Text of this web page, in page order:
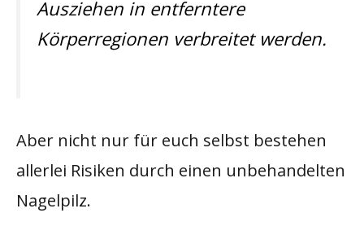
Ausziehen in entferntere
Körperregionen verbreitet werden.
Aber nicht nur für euch selbst bestehen
allerlei Risiken durch einen unbehandelten
Nagelpilz.